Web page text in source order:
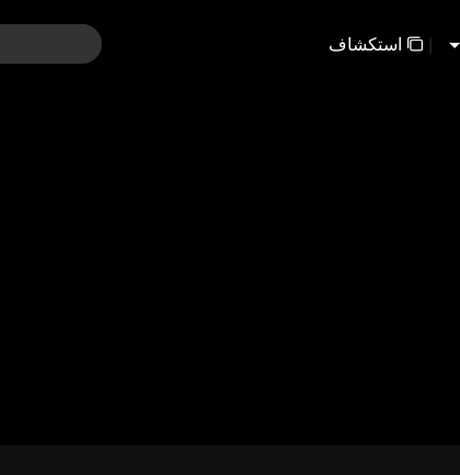
| استكشاف